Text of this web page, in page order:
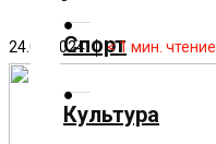
Популярные
новости
Общество
Спорт
Культура
24.04.2024 < 1 мин. чтение